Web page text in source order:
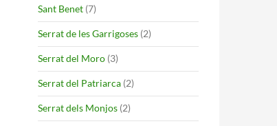
Sant Benet (7)
Serrat de les Garrigoses (2)
Serrat del Moro (3)
Serrat del Patriarca (2)
Serrat dels Monjos (2)